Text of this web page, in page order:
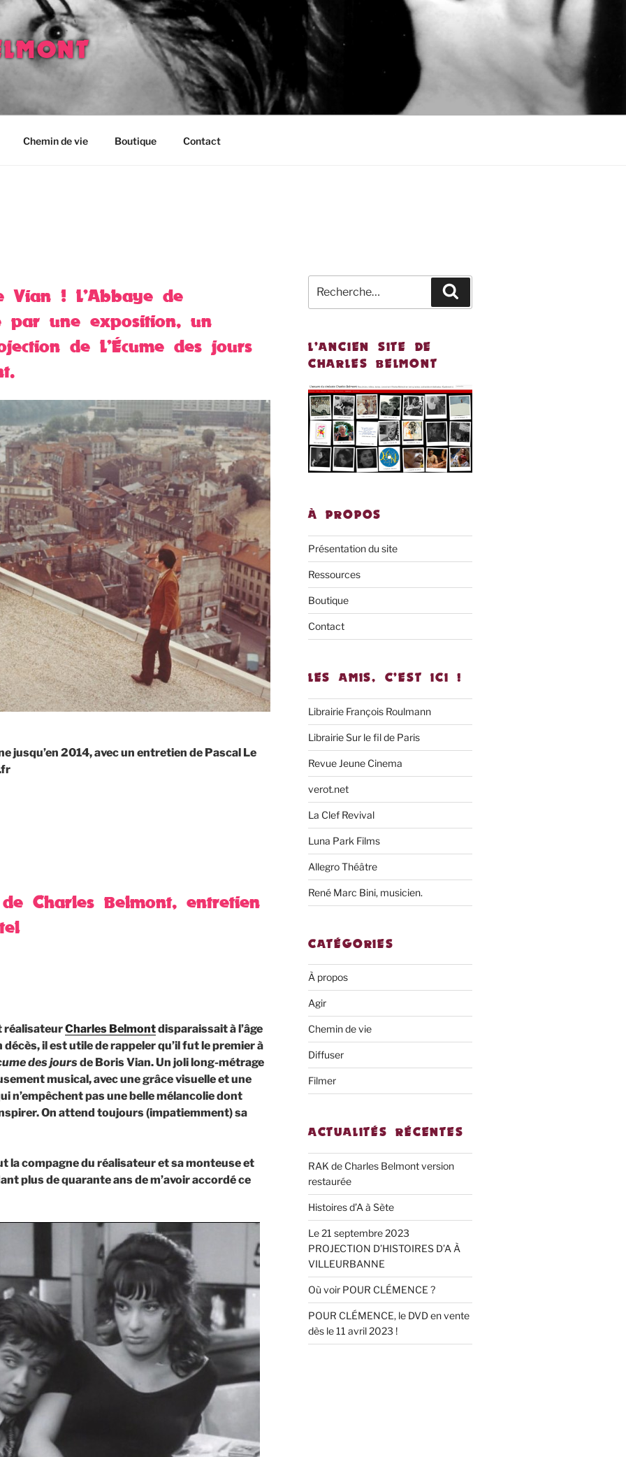
Chemin de vie Boutique Contact
Vian ! L’Abbaye de
par une exposition, un
de L’Écume des jours
jusqu’en 2014, avec un entretien de Pascal Le
de Charles Belmont, entretien
réalisateurCharles Belmontdisparaissait à l’âge
il est utile de rappeler qu’il fut le premier à
des jours de Boris Vian. Un joli long-métrage
musical, avec une grâce visuelle et une
n’empêchent pas une belle mélancolie dont
On attend toujours (impatiemment) sa
la compagne du réalisateur et sa monteuse et
plus de quarante ans de m’avoir accordé ce
pour
:
L’ANCIEN SITE DE
CHARLES BELMONT
À PROPOS
Présentation du site
Ressources
Boutique
Contact
LES AMIS, C’EST ICI !
Librairie François Roulmann
Librairie Sur le fil de Paris
Revue Jeune Cinema
verot.net
La Clef Revival
Luna Park Films
Allegro Théâtre
René Marc Bini, musicien.
CATÉGORIES
À propos
Agir
Chemin de vie
Diffuser
Filmer
ACTUALITÉS RÉCENTES
RAK de Charles Belmont version
restaurée
Histoires d’A à Sète
Le 21 septembre 2023
PROJECTION D’HISTOIRES D’A À
VILLEURBANNE
Où voir POUR CLÉMENCE ?
POUR CLÉMENCE, le DVD en vente
dès le 11 avril 2023 !